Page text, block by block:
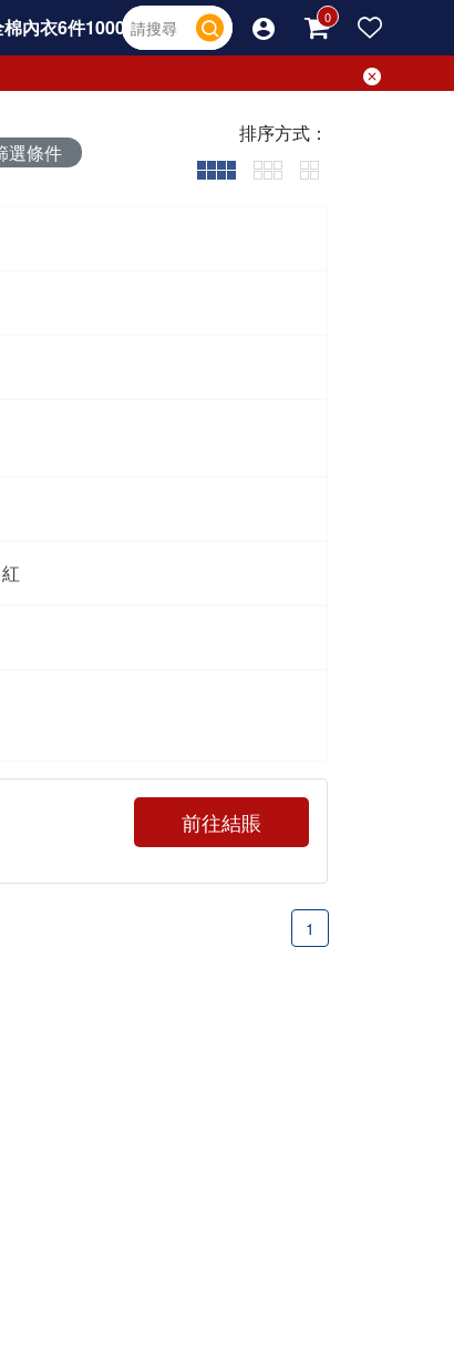
內衣6件1000
選條件
排序方式：
紅
前往結賬
1